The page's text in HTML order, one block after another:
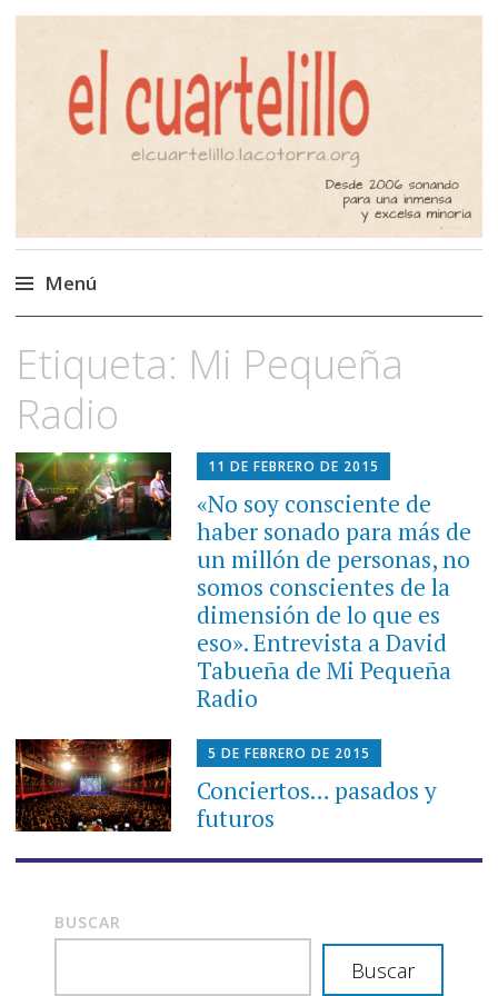
El Cuartelillo
Programa de radio de música
independiente. Podcast
Menú
al
contenido
Etiqueta: Mi Pequeña
Radio
11 DE FEBRERO DE 2015
«No soy consciente de
haber sonado para más de
un millón de personas, no
somos conscientes de la
dimensión de lo que es
eso». Entrevista a David
Tabueña de Mi Pequeña
Radio
5 DE FEBRERO DE 2015
Conciertos… pasados y
futuros
BUSCAR
Buscar